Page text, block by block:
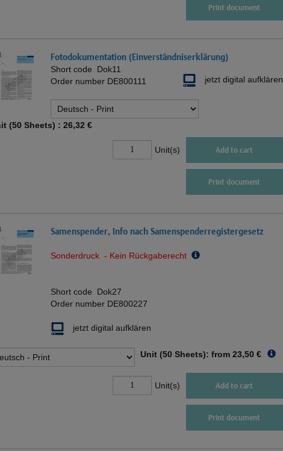
Print document
Fotodokumentation (Einverständniserklärung)
Short code Dok11
Order number DE800111 jetzt digital aufklären
(50 Sheets) : 26,32 €
Unit(s) Add to cart
Print document
Samenspender, Info nach Samenspenderregistergesetz
Sonderdruck - Kein Rückgaberecht
Short code Dok27
Order number DE800227
jetzt digital aufklären
Unit (50 Sheets): from 23,50 €
Unit(s) Add to cart
Print document